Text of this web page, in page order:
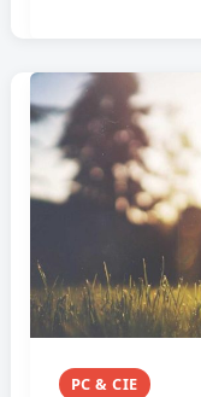
PC & CIE